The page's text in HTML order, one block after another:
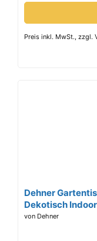
Preis inkl. MwSt., zzgl.
Dehner
Dekotisch
cm, Eisen,
von Dehner